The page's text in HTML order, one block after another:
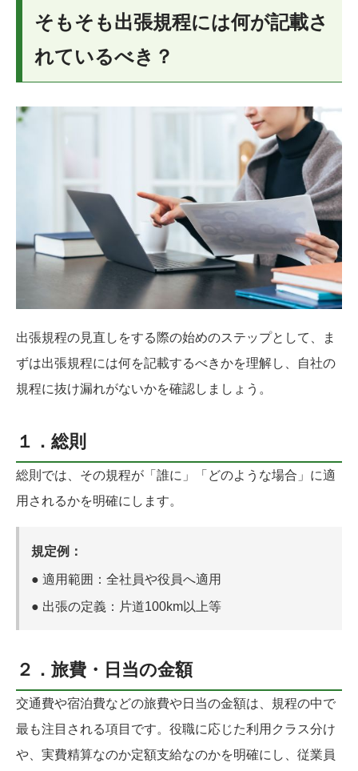
そもそも出張規程には何が記載さ
れているべき？
出張規程の見直しをする際の始めのステップとして、ま
ずは出張規程には何を記載するべきかを理解し、自社の
規程に抜け漏れがないかを確認しましょう。
１．総則
総則では、その規程が「誰に」「どのような場合」に適
用されるかを明確にします。
規定例：
● 適用範囲： 全社員や役員へ適用
● 出張の定義： 片道100km以上等
２．旅費・日当の金額
交通費や宿泊費などの旅費や日当の金額は、規程の中で
最も注目される項目です。役職に応じた利用クラス分け
や、実費精算なのか定額支給なのかを明確にし、従業員